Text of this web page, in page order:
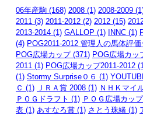
06年産駒 (168) 2008 (1) 2008-2009
2011 (3) 2011-2012 (2) 2012 (15)
2013-2014 (1) GALLOP (1) INNC (1)
(4) POG2011-2012 管理人の馬体評
POG広場カップ (371) POG広場カッ
2011 (1) POG広場カップ2011-2012
(1) Stormy Surprise０６ (1)
Ｃ (1) ＪＲＡ賞 2008 (1) ＮＨＫマイ
ＰＯＧドラフト (1) ＰＯＧ広場カッ
表 (1) あすなろ賞 (1) さとう珠緒 (1)